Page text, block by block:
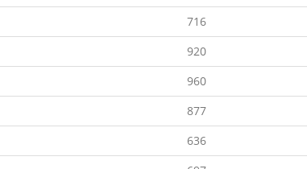
716
920
960
877
636